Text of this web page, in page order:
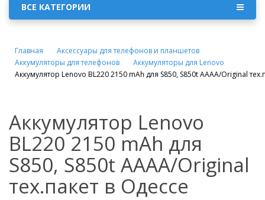
ВСЕ КАТЕГОРИИ
Главная
Аксессуары для телефонов и планшетов
Аккумуляторы для телефонов
Аккумуляторы для Lenovo
Аккумулятор Lenovo BL220 2150 mAh для S850, S850t AAAA/Original
Аккумулятор Lenovo
BL220 2150 mAh для
S850, S850t AAAA/Original
тех.пакет в Одессе